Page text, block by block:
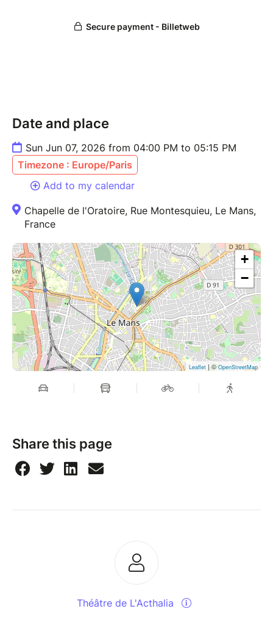
Date and place
Sun Jun 07, 2026 from 04:00 PM to 05:15 PM
Timezone : Europe/Paris
Add to my calendar
Chapelle de l'Oratoire, Rue Montesquieu, Le Mans,
France
+
−
Leaflet | ©OpenStreetMap
Share this page
Théâtre de L'Acthalia